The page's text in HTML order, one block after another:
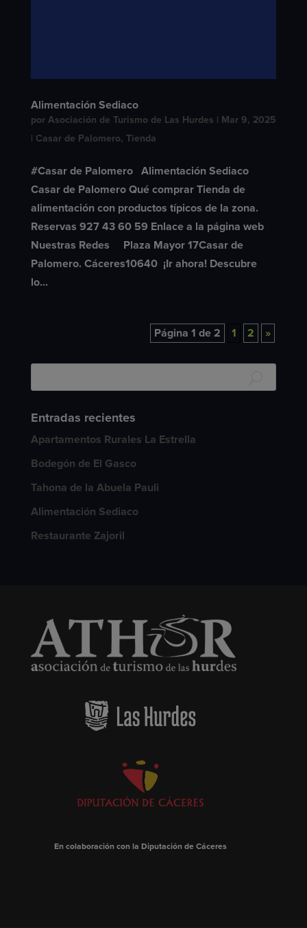
Alimentación Sediaco
por Asociación de Turismo de Las Hurdes | Mar 9, 2025
| Casar de Palomero, Tienda
#Casar de Palomero Alimentación Sediaco
Casar de Palomero Qué comprar Tienda de
alimentación con productos típicos de la zona.
Reservas 927 43 60 59 Enlace a la página web
Nuestras Redes Plaza Mayor 17Casar de
Palomero. Cáceres10640 ​ ¡Ir ahora! Descubre
lo...
Página 1 de 2 1 2 »
Entradas recientes
Apartamentos Rurales La Estrella
Bodegón de El Gasco
Tahona de la Abuela Pauli
Alimentación Sediaco
Restaurante Zajoril
En colaboración con la Diputación de Cáceres